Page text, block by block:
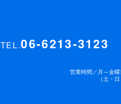
TEL.06-6213-3123
営業時間／月～金
（土・